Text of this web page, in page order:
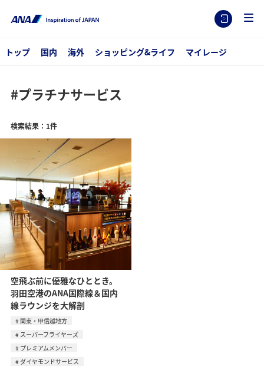
トップ 国内 海外 ショッピング&ライフ マイレージ
#プラチナサービス
検索結果：1件
空飛ぶ前に優雅なひととき。
羽田空港のANA国際線＆国内
線ラウンジを大解剖
関東・甲信越地方
スーパーフライヤーズ
プレミアムメンバー
ダイヤモンドサービス